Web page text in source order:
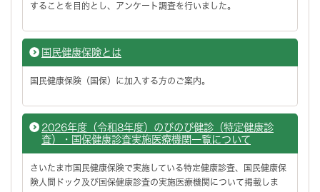
することを目的とし、アンケート調査を行いました。
国民健康保険とは
国民健康保険（国保）に加入する方のご案内。
2026年度（令和8年度）のびのび健診（特定健康診
査）・国保健康診査実施医療機関一覧について
さいたま市国民健康保険で実施している特定健康診査、国民健康保
険人間ドック及び国保健康診査の実施医療機関について掲載しま